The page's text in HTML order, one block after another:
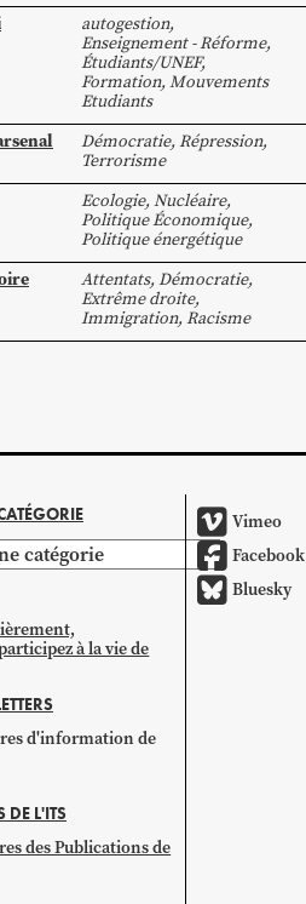
autogestion,
Enseignement - Réforme,
Étudiants/UNEF,
Formation, Mouvements
Etudiants
Démocratie, Répression,
Terrorisme
Ecologie, Nucléaire,
Politique Économique,
Politique énergétique
Attentats, Démocratie,
Extrême droite,
Immigration, Racisme
à la vie de
d'information de
DE L'ITS
des Publications de
Vimeo
Facebook
Bluesky